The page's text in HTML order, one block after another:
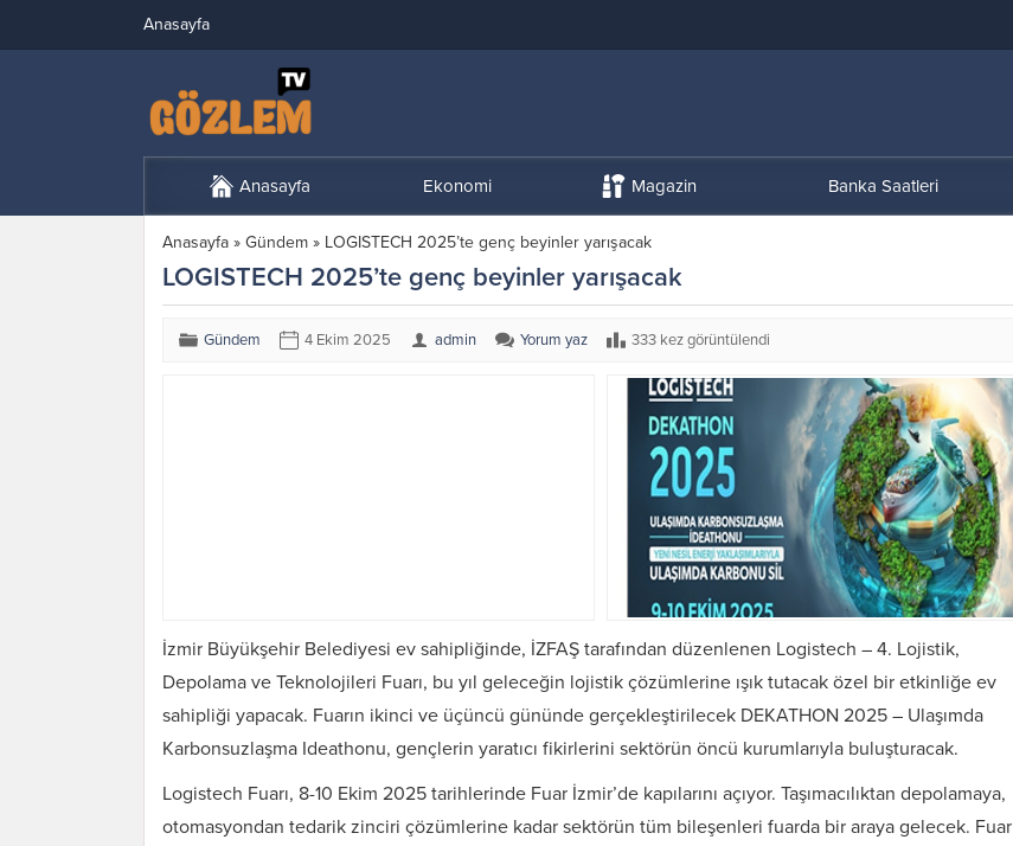
Anasayfa
Anasayfa Ekonomi Magazin Banka Saatleri
Anasayfa » Gündem » LOGISTECH 2025’te genç beyinler yarışacak
LOGISTECH 2025’te genç beyinler yarışacak
Gündem 4 Ekim 2025 admin Yorum yaz 333 kez görüntülendi
İzmir Büyükşehir Belediyesi ev sahipliğinde, İZFAŞ tarafından düzenlenen Logistech – 4. Lojistik,
Depolama ve Teknolojileri Fuarı, bu yıl geleceğin lojistik çözümlerine ışık tutacak özel bir etkinliğe ev
sahipliği yapacak. Fuarın ikinci ve üçüncü gününde gerçekleştirilecek DEKATHON 2025 – Ulaşımda
Karbonsuzlaşma Ideathonu, gençlerin yaratıcı fikirlerini sektörün öncü kurumlarıyla buluşturacak.
Logistech Fuarı, 8-10 Ekim 2025 tarihlerinde Fuar İzmir’de kapılarını açıyor. Taşımacılıktan depolamaya,
otomasyondan tedarik zinciri çözümlerine kadar sektörün tüm bileşenleri fuarda bir araya gelecek. Fuar